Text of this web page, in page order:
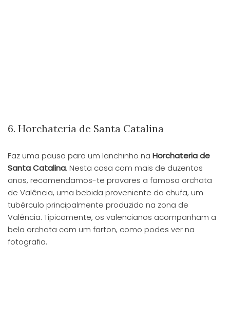
6. Horchateria de Santa Catalina
Faz uma pausa para um lanchinho na Horchateria de
Santa Catalina. Nesta casa com mais de duzentos
anos, recomendamos-te provares a famosa orchata
de Valência, uma bebida proveniente da chufa, um
tubérculo principalmente produzido na zona de
Valência. Tipicamente, os valencianos acompanham a
bela orchata com um farton, como podes ver na
fotografia.